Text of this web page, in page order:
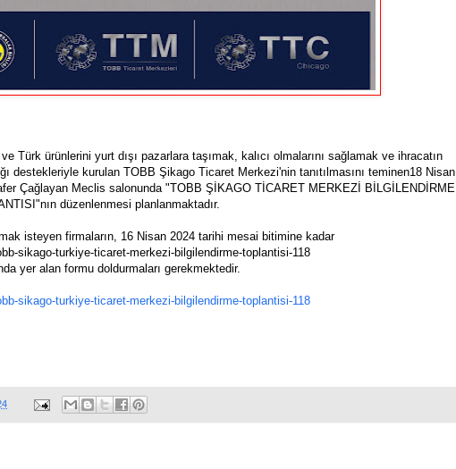
ürünlerini yurt dışı pazarlara taşımak, kalıcı olmalarını sağlamak ve ihracatın
destekleriyle kurulan TOBB Şikago Ticaret Merkezi'nin tanıtılmasını teminen18 Nisan
Çağlayan Meclis salonunda "TOBB ŞİKAGO TİCARET MERKEZİ BİLGİLENDİRME
düzenlenmesi planlanmaktadır.
isteyen firmaların, 16 Nisan 2024 tarihi mesai bitimine kadar
sikago-turkiye-ticaret-merkezi-bilgilendirme-toplantisi-118
yer alan formu doldurmaları gerekmektedir.
sikago-turkiye-ticaret-merkezi-bilgilendirme-toplantisi-118